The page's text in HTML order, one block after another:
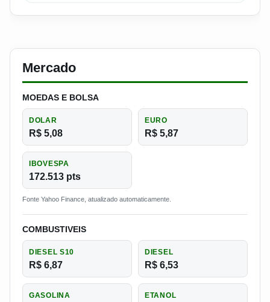
Mercado
MOEDAS E BOLSA
DOLAR
R$ 5,08
EURO
R$ 5,87
IBOVESPA
172.513 pts
Fonte Yahoo Finance, atualizado automaticamente.
COMBUSTIVEIS
DIESEL S10
R$ 6,87
DIESEL
R$ 6,53
GASOLINA ETANOL